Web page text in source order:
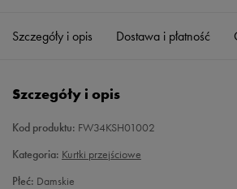
S Powiadom o dostępności
Szczegóły i opis Dostawa i płatność
Szczegóły i opis
Kod produktu: FW34KSH01002
Kategoria: Kurtki przejściowe
Płeć: Damskie